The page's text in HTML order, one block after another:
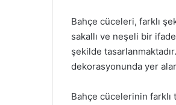
Bahçe cüceleri, farklı
sakallı ve neşeli bir
şekilde
dekorasyonunda yer
Bahçe cücelerinin farklı